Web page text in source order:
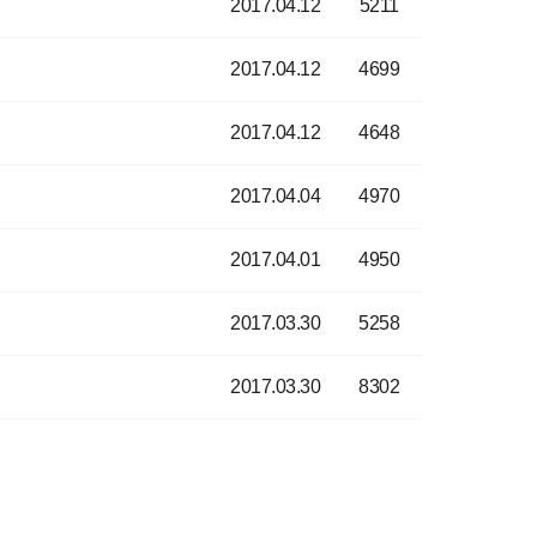
2017.04.12 5211
2017.04.12 4699
2017.04.12 4648
2017.04.04 4970
2017.04.01 4950
2017.03.30 5258
2017.03.30 8302